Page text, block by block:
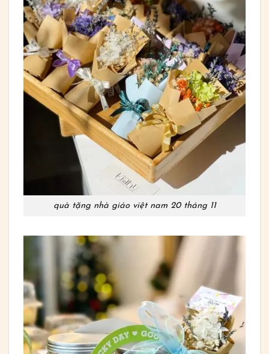
quà tặng nhà giáo việt nam 20 tháng 11